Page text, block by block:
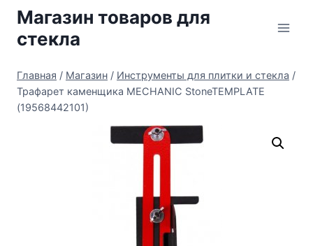
Перейти
содержимому
Магазин товаров для
стекла
Главная / Магазин / Инструменты для плитки и стекла /
Трафарет каменщика MECHANIC StoneTEMPLATE
(19568442101)